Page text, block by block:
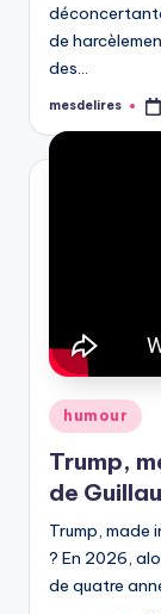
de
des…
Posted
mesdelires
Posted
in
humour
Trump,
de
Trump, made
? En 2026,
de quatre